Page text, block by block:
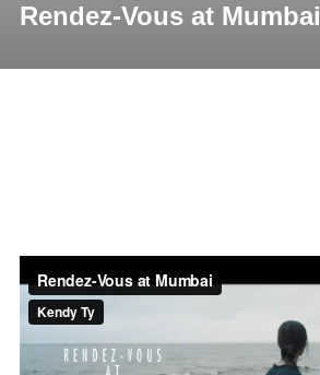
Rendez-Vous at Mumbai